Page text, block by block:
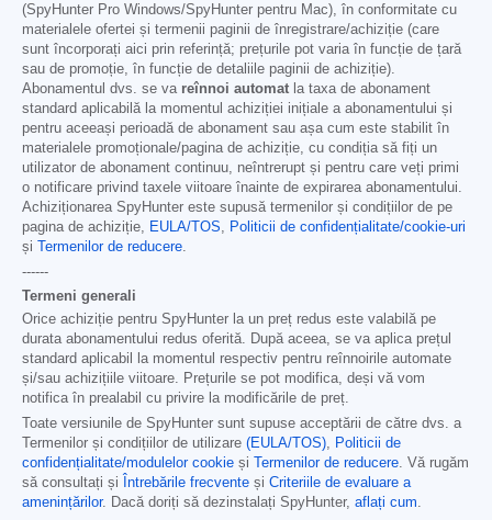
(SpyHunter Pro Windows/SpyHunter pentru Mac), în conformitate cu
materialele ofertei și termenii paginii de înregistrare/achiziție (care
sunt încorporați aici prin referință; prețurile pot varia în funcție de țară
sau de promoție, în funcție de detaliile paginii de achiziție).
Abonamentul dvs. se va reînnoi automat la taxa de abonament
standard aplicabilă la momentul achiziției inițiale a abonamentului și
pentru aceeași perioadă de abonament sau așa cum este stabilit în
materialele promoționale/pagina de achiziție, cu condiția să fiți un
utilizator de abonament continuu, neîntrerupt și pentru care veți primi
o notificare privind taxele viitoare înainte de expirarea abonamentului.
Achiziționarea SpyHunter este supusă termenilor și condițiilor de pe
pagina de achiziție, EULA/TOS, Politicii de confidențialitate/cookie-uri
și
Termenilor de reducere.
------
Termeni generali
Orice achiziție pentru SpyHunter la un preț redus este valabilă pe
durata abonamentului redus oferită. După aceea, se va aplica prețul
standard aplicabil la momentul respectiv pentru reînnoirile automate
și/sau achizițiile viitoare. Prețurile se pot modifica, deși vă vom
notifica în prealabil cu privire la modificările de preț.
Toate versiunile de SpyHunter sunt supuse acceptării de către dvs. a
Termenilor și condițiilor de utilizare (EULA/TOS), Politicii de
confidențialitate/modulelor cookie și Termenilor de reducere. Vă rugăm
să consultați și
Întrebările frecvente și Criteriile de evaluare a
amenințărilor. Dacă doriți să dezinstalați SpyHunter, aflați cum.